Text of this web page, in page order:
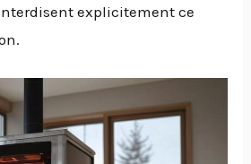
explicitement ce